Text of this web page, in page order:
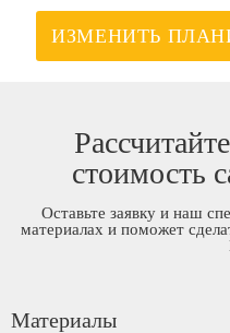
ИЗМЕНИТЬ
стоимость
Оставьте заявку и наш
материалах и поможет
Материалы